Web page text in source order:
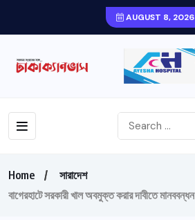
AUGUST 8, 2026
Home
সারাদেশ
বাগেরহাটে সরকারী খাল অবমুক্ত করার দাবীতে মানববন্ধন